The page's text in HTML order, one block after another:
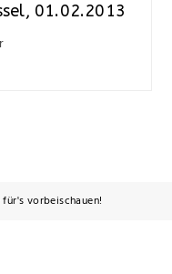
01.02.2013
vorbeischauen!